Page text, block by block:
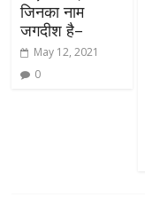
जिनका नाम
जगदीश है–
May 12, 2021
0